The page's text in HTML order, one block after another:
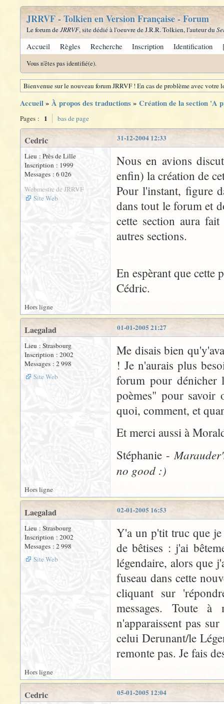
JRRVF - Tolkien en Version Française - Forum
Le forum deJRRVF, site dédié à l'oeuvre de J.R.R. Tolkien, l'auteur du
Accueil Règles Recherche Inscription Identification
Vous n'êtes pas identifié(e).
Bienvenue sur le nouveau forum JRRVF ! En cas de problème avec
Accueil» À propos des traductions» Création de la section 'A
Pages : 1 bas de page
31-12-2004 12:33
Cedric
Lieu : Près de Lille
Inscription : 1999
Messages : 6 026
Webmestre de JRRVF
Site Web
Nous en avions
enfin) la création de
Pour l'instant, figure
dans tout le forum et
cette section aura fait
autres sections.
En espèrant que cette
Cédric.
Hors ligne
01-01-2005 21:27
Laegalad
Lieu : Strasbourg
Inscription : 2002
Messages : 2 998
Site Web
Me disais bien
! Je n'aurais plus
forum pour dénicher
poèmes" pour
quoi, comment, et
Et merci aussi à
Stéphanie -
no good :)
Hors ligne
02-01-2005 16:53
Laegalad
Lieu : Strasbourg
Inscription : 2002
Messages : 2 998
Site Web
Y'a un p'tit truc que je
de bêtises : j'ai
légendaire, alors que
fuseau dans cette
cliquant sur
messages. Toute
n'apparaissent pas
celui Derunant/le
remonte pas. Je fais
Hors ligne
05-01-2005 12:04
Cedric